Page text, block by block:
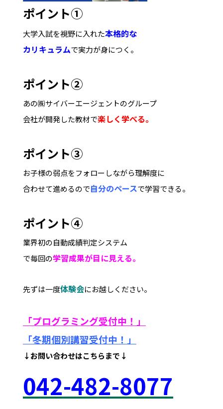
ポイント①
大学入試を視野に入れた本格的な
カリキュラムで実力が身につく。
ポイント②
あの㈱サイバーエージェントのグループ
会社が開発した教材で楽しく学べる。
ポイント③
お子様の弱点をフォローしながら理解度に
合わせて進めるので自分のペースで学習できる。
ポイント④
業界初の自動成績判定システム
で毎回の学習成果が目に見える。
先ずは一度体験会にお越しください。
「プログラミング受付中！」
「冬期個別講習受付中！ 」
↓お問い合わせはこちらまで↓
042-482-8077